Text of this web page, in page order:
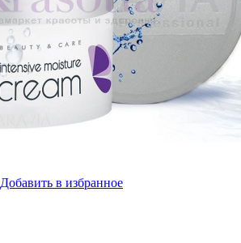
Добавить в избранное